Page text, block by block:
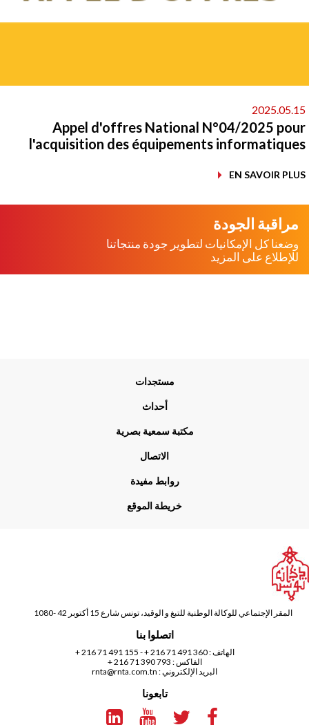
Appel d'offres National N°04/2025
l'acquisition des équipements
EN SAVOIR
مراقبة الجودة
وضعنا كل الإمكانيات لتطوير جودة منتجاتنا
للإطلاع على المزيد
مستجدات
أحداث
مكتبة سمعية بصرية
الاتصال
روابط مفيدة
خريطة الموقع
المقر الإجتماعي للوكالة الوطنية للتبغ و الوقيد، تونس شارع 15 أكتوبر 42 -1080
اتصلوا بنا
الهاتف :360 491 71 216 +
-
155 491 71 216 +
الفاكس : 793 390 71 216 +
البريد الإلكتروني :rnta@rnta.com.tn
تابعونا